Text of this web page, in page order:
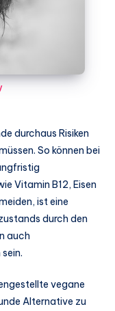
durchaus Risiken
So können bei
Vitamin B12, Eisen
ist eine
durch den
auch
vegane
Alternative zu